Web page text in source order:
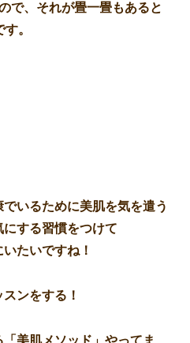
で、それが畳一畳もあると
。
いるために美肌を気を遣う
する習慣をつけて
たいですね！
ンをする！
美肌メソッド」やってま